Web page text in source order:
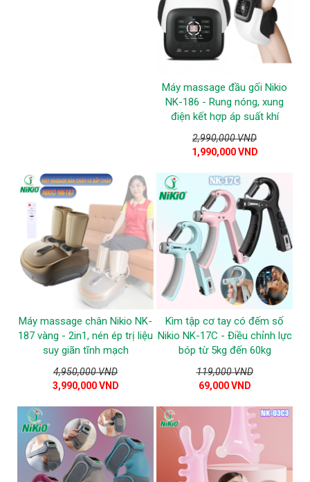
Máy massage đầu gối Nikio
NK-186 - Rung nóng, xung
điện kết hợp áp suất khí
2,990,000 VND
1,990,000 VND
Máy massage chân Nikio NK-
187 vàng - 2in1, nén ép trị liệu
suy giãn tĩnh mạch
4,950,000 VND
3,990,000 VND
Kìm tập cơ tay có đếm số
Nikio NK-17C - Điều chỉnh lực
bóp từ 5kg đến 60kg
119,000 VND
69,000 VND